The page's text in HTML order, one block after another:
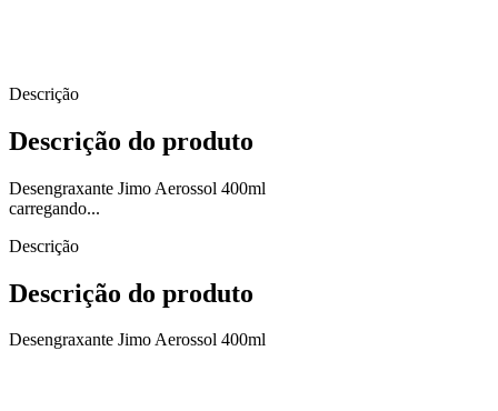
Descrição
Descrição do produto
Desengraxante Jimo Aerossol 400ml
carregando...
Descrição
Descrição do produto
Desengraxante Jimo Aerossol 400ml